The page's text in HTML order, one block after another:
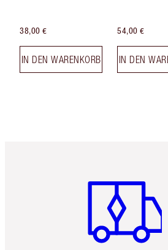
38,00 €
IN DEN WARENKORB
54,00 €
IN DEN